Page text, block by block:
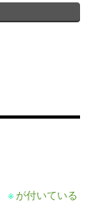
※が付いている